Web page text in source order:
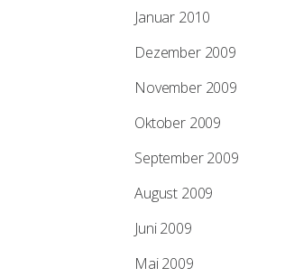
Januar 2010
Dezember 2009
November 2009
Oktober 2009
September 2009
August 2009
Juni 2009
Mai 2009